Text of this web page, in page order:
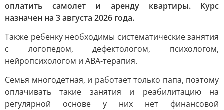
оплатить самолет и аренду квартиры. Курс
назначен на 3 августа 2026 года.
Также ребенку необходимы систематические занятия
с логопедом, дефектологом, психологом,
нейропсихологом и АВА-терапия.
Семья многодетная, и работает только папа, поэтому
оплачивать такие занятия и реабилитацию на
регулярной основе у них нет финансовой